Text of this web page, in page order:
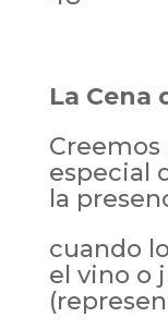
La Cena
especial
la
cuando
el vino o